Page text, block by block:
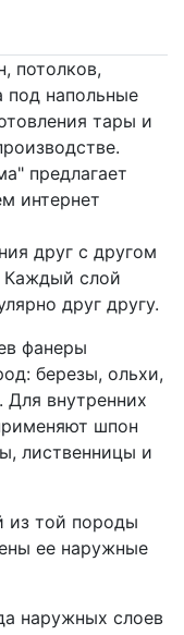
потолков,
под напольные
тары и
предлагает
интернет
друг с другом
Каждый слой
друг другу.
фанеры
березы, ольхи,
Для внутренних
шпон
лиственницы и
из той породы
ее наружные
наружных слоев